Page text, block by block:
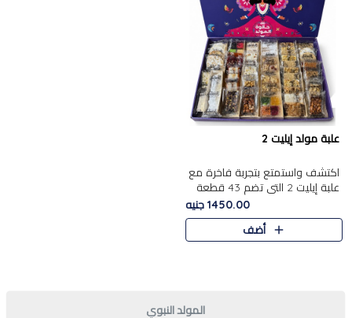
علبة مولد إيليت 2
اكتشف واستمتع بتجربة فاخرة مع
علبة إيليت 2 التي تضم 43 قطعة
تشكيلة من أرقى حلويات المولد
الشرقية المصرية الأصيلة ,معروضة
بشكل جميل في علبة أ..
1450.00 جنيه
أضف
المولد النبوي